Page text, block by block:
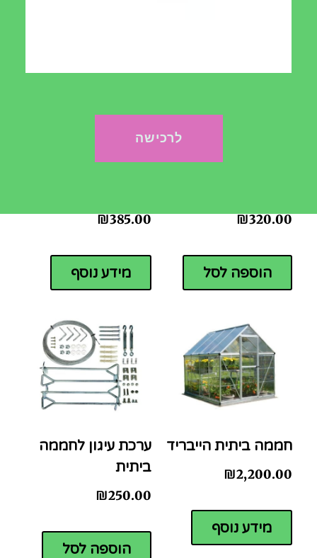
₪320.00
הוספה לסל
₪385.00
מידע נוסף
חממה ביתית הייבריד
₪2,200.00
מידע נוסף
ערכת עיגון לחממה
ביתית
₪250.00
הוספה לסל
לרכישה